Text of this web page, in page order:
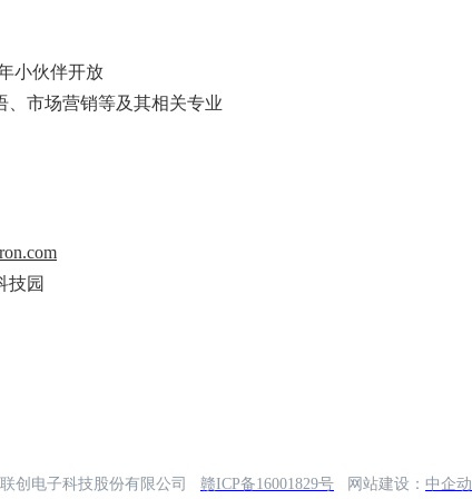
小伙伴开放
、市场营销等及其相关专业
技园
创电子科技股份有限公司 赣ICP备16001829号 网站建设： 中企